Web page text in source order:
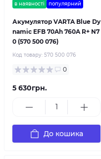
в наявності популярний
Акумулятор VARTA Blue Dy
namic EFB 70Ah 760A R+ N7
0 (570 500 076)
Код товару: 570 500 076
0
5 630грн.
До кошика